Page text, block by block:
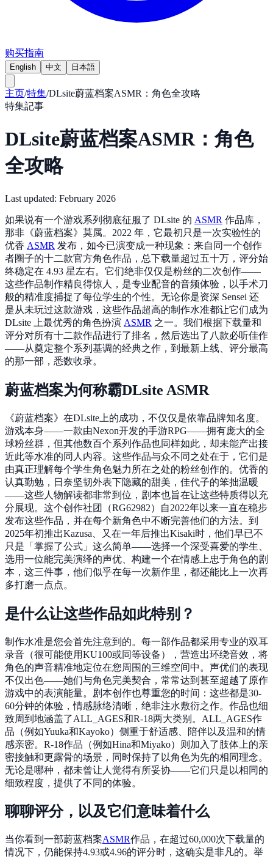
购买指南
English 中文 日本語
主页/特集/DLsite蔚蓝档案ASMR：角色全攻略
特集記事
DLsite蔚蓝档案ASMR：角色
全攻略
Last updated: February 2026
如果说有一个游戏系列彻底征服了 DLsite 的 ASMR 作品库，
那非《蔚蓝档案》莫属。2022 年，它最初只是一次实验性的
优香 ASMR 发布，如今已演变成一种现象：来自同一个创作
者圈子的十二款官方角色作品，总下载量超过五十万，评分始
终稳定在 4.93 星左右。它们绝非仅仅是粉丝的二次创作——
这些作品制作精良得惊人，是专业配音的音频体验，以手术刀
般的精准度捕捉了每位学生的个性。无论你是资深 Sensei 还
是从未玩过这款游戏，这些作品超高的制作水准都让它们成为
DLsite 上最优秀的角色扮演 ASMR 之一。我们根据下载量和
评分对所有十二款作品进行了排名，然后选出了八款必听佳作
——从奠定整个系列基调的经典之作，到最新上线、评分最高
的那一部，悉数收录。
蔚蓝档案为何称霸DLsite ASMR
《蔚蓝档案》在DLsite上的成功，不仅仅是依靠品牌知名度。
游戏本身——一款由Nexon开发的手游RPG——拥有庞大的全
球粉丝群，但其他数百个系列作品也同样如此，却未能产出接
近此等水准的同人内容。这些作品与众不同之处在于，它们是
由真正理解每个学生角色魅力所在之处的粉丝创作的。优香的
认真勤勉，日奈坚韧外表下隐藏的甜美，佳代子的笨拙温暖
——这些人物解读都非常到位，剧本也旨在让这些特质得以充
分展现。这个创作社团（RG62982）自2022年以来一直在稳步
发布这些作品，并在每个新角色中不断完善他们的方法。到
2025年初推出Kazusa、又在一年后推出Kisaki时，他们早已不
只是「掌握了公式」这么简单——选择一个深受喜爱的学生、
选用一位能完美演绎的声优、构建一个在情感上忠于角色的剧
本，这三件事，他们似乎在每一次新作里，都还能比上一次再
多打磨一点点。
是什么让这些作品如此特别？
制作水准是您会首先注意到的。每一部作品都采用专业的双耳
录音（很可能使用KU100或同等设备），营造出环绕音效，将
角色的声音精准地定位在您周围的三维空间中。声优们的表现
不仅出色——她们与角色完美契合，常常达到甚至超越了原作
游戏中的表演能量。剧本创作也尊重您的时间：这些都是30-
60分钟的体验，情感脉络清晰，绝非注水敷衍之作。作品也细
致周到地涵盖了ALL_AGES和R-18两大类别。ALL_AGES作
品（例如Yuuka和Kayoko）侧重于舒适感、陪伴以及温和的情
感亲密。R-18作品（例如Hina和Miyako）则加入了肢体上的亲
密接触和更露骨的场景，同时保持了以角色为先的相同理念。
无论是哪种，都未曾让人觉得有所妥协——它们只是以相同的
细致程度，提供了不同的体验。
聊聊评分，以及它们意味着什么
当你看到一部蔚蓝档案ASMR作品，在超过60,000次下载量的
情况下，仍能保持4.93或4.96的评分时，这确实是非凡的。举